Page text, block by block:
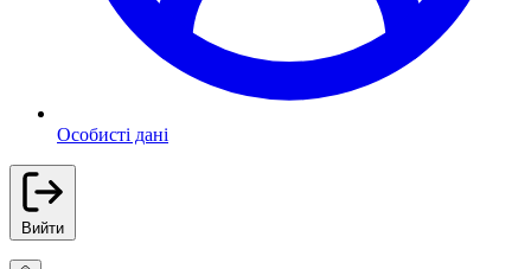
Особисті дані
Вийти